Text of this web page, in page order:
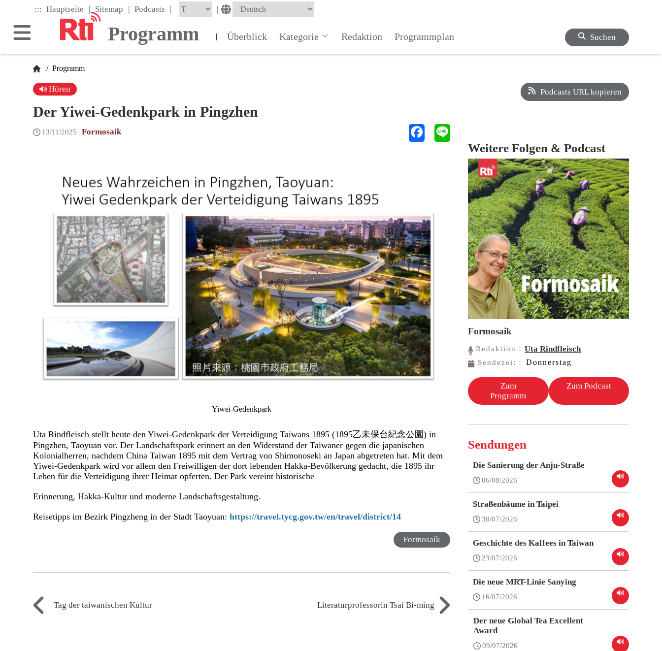
main
content
::: Hauptseite | Sitemap | Podcasts | |
Programm | Überblick Kategorie Redaktion Programmplan Suchen
/ Programm
Hören
Der Yiwei-Gedenkpark in Pingzhen
13/11/2025 Formosaik
Yiwei-Gedenkpark
Uta Rindfleisch stellt heute den Yiwei-Gedenkpark der Verteidigung Taiwans 1895 (1895乙未保台紀念公園) in
Pingzhen, Taoyuan vor. Der Landschaftspark erinnert an den Widerstand der Taiwaner gegen die japanischen
Kolonialherren, nachdem China Taiwan 1895 mit dem Vertrag von Shimonoseki an Japan abgetreten hat. Mit dem
Yiwei-Gedenkpark wird vor allem den Freiwilligen der dort lebenden Hakka-Bevölkerung gedacht, die 1895 ihr
Leben für die Verteidigung ihrer Heimat opferten. Der Park vereint historische
Erinnerung, Hakka-Kultur und moderne Landschaftsgestaltung.
Reisetipps im Bezirk Pingzheng in der Stadt Taoyuan:https://travel.tycg.gov.tw/en/travel/district/14
Formosaik
Tag der taiwanischen Kultur Literaturprofessorin Tsai Bi-ming
Podcasts URL kopieren
Weitere Folgen & Podcast
Formosaik
Redaktion：Uta Rindfleisch
Sendezeit： Donnerstag
Zum
Programm
Zum Podcast
Sendungen
Die Sanierung der Anju-Straße
06/08/2026
Straßenbäume in Taipei
30/07/2026
Geschichte des Kaffees in Taiwan
23/07/2026
Die neue MRT-Linie Sanying
16/07/2026
Der neue Global Tea Excellent
Award
09/07/2026